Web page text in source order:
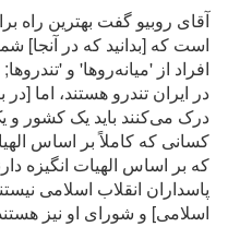
آقای روبیو گفت بهترین راه
است که [بدانید که در آنجا]
افراد از 'میانه‌روها' و
در ایران تندرو هستند، اما
درک می‌کنند باید یک کشور و
کسانی که کاملاً بر اساس
که بر اساس الهیات انگیزه
پاسداران انقلاب اسلامی
اسلامی] و شورای او نیز